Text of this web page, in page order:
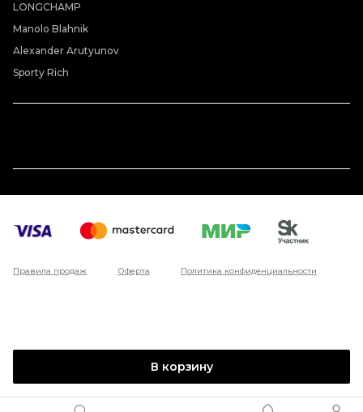
В корзину
LONGCHAMP
Manolo Blahnik
Alexander Arutyunov
Sporty Rich
Правила продаж Оферта Политика конфиденциальности